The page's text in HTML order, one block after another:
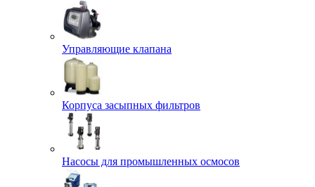
Управляющие клапана
Корпуса засыпных фильтров
Насосы для промышленных осмосов